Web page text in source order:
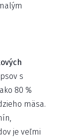
s
80 %
mäsa.
je veľmi